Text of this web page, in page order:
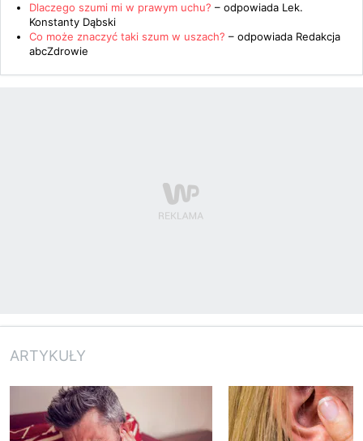
Dlaczego szumi mi w prawym uchu? – odpowiada Lek.
Konstanty Dąbski
Co może znaczyć taki szum w uszach? – odpowiada Redakcja
abcZdrowie
ARTYKUŁY